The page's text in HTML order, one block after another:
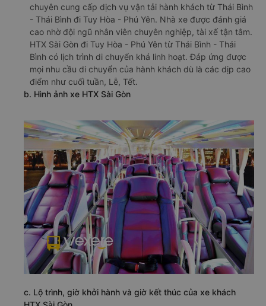
chuyên cung cấp dịch vụ vận tải hành khách từ Thái Bình
- Thái Bình đi Tuy Hòa - Phú Yên. Nhà xe được đánh giá
cao nhờ đội ngũ nhân viên chuyên nghiệp, tài xế tận tâm.
HTX Sài Gòn đi Tuy Hòa - Phú Yên từ Thái Bình - Thái
Bình có lịch trình di chuyển khá linh hoạt. Đáp ứng được
mọi nhu cầu di chuyển của hành khách dù là các dịp cao
điểm như cuối tuần, Lễ, Tết.
b. Hình ảnh xe HTX Sài Gòn
c. Lộ trình, giờ khởi hành và giờ kết thúc của xe khách